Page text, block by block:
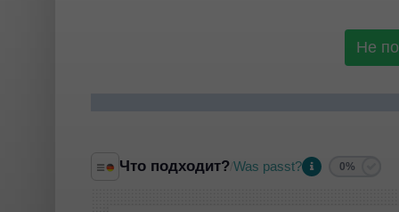
Не
Что подходит? Was passt? 0%